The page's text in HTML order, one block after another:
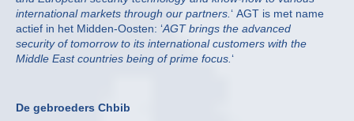
international markets through our partners. ‘ AGT is met name
actief in het Midden-Oosten: ‘AGT brings the advanced
security of tomorrow to its international customers with the
Middle East countries being of prime focus. ‘
De gebroeders Chbib